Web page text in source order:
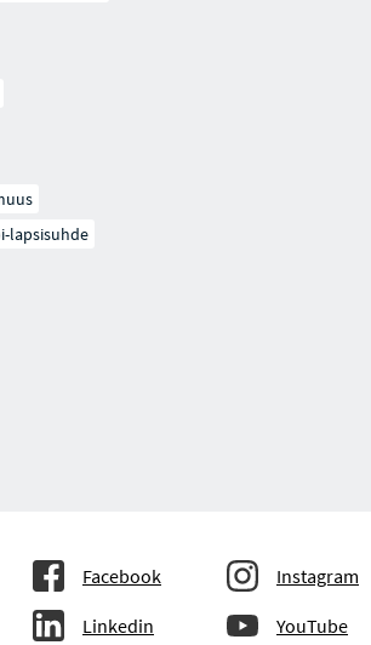
lapsisuhde
Facebook Instagram
Linkedin YouTube